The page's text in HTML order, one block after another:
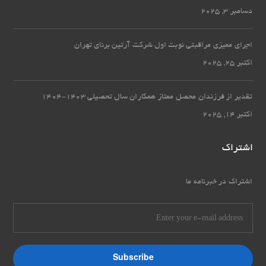
دسامبر 3, 2025
اجرای ممیزی مراقبتی نوبت اول شرکت آرتین برنای تهران
اکتبر 25, 2025
تقدیر از فرزندان محصل ممتاز همکاران سال تحصیلی 1403-1404
اکتبر 14, 2025
اشتراک
اشتراک در خبرنامه ما